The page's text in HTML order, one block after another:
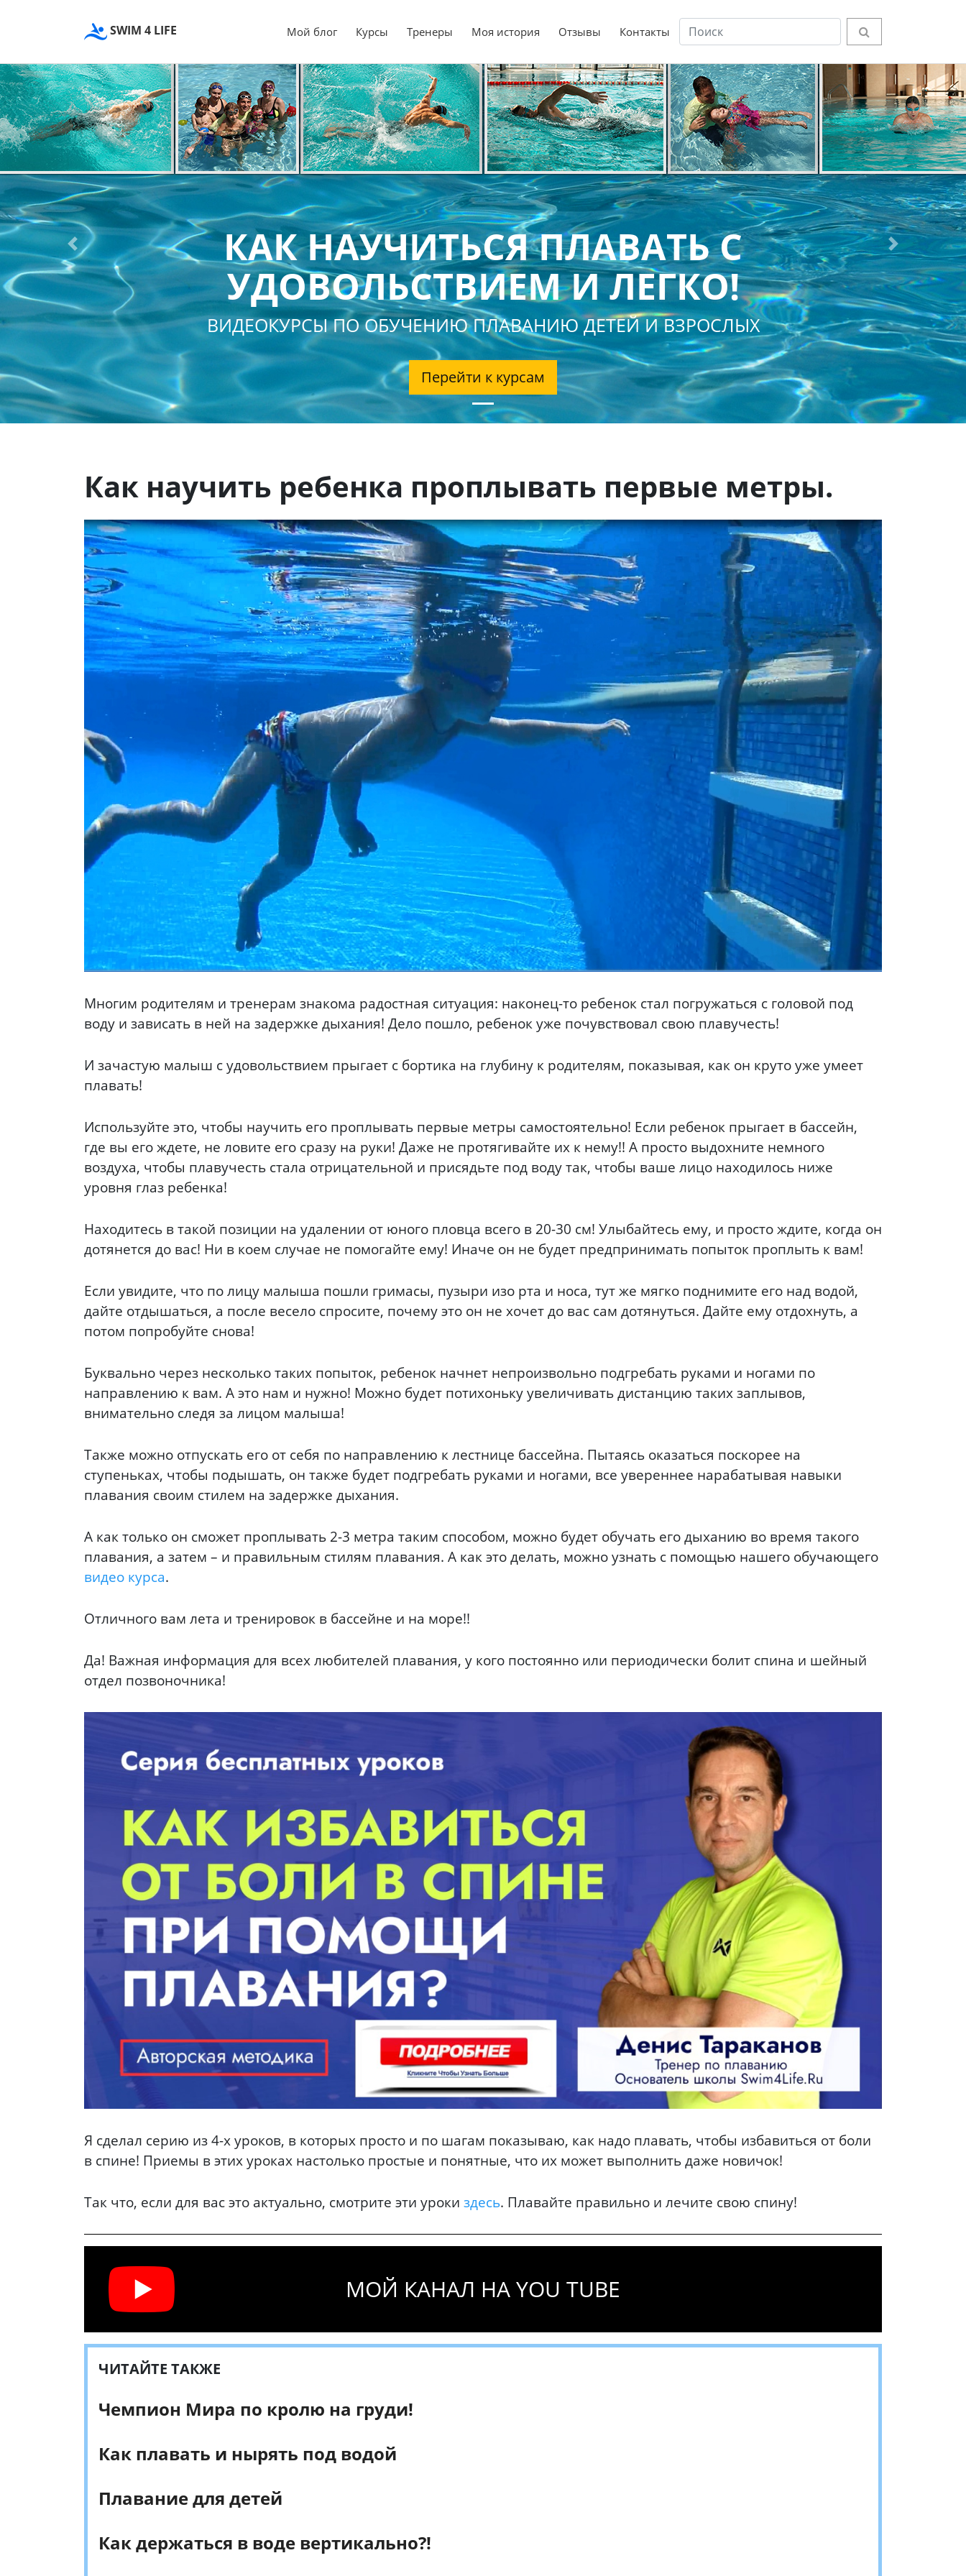
SWIM 4 LIFE Мой блог Курсы Тренеры Моя история Отзывы Контакты
КАК НАУЧИТЬСЯ ПЛАВАТЬ С
УДОВОЛЬСТВИЕМ И ЛЕГКО!
ВИДЕОКУРСЫ ПО ОБУЧЕНИЮ ПЛАВАНИЮ ДЕТЕЙ И ВЗРОСЛЫХ
Перейти к курсам
Previous Next
Как научить ребенка проплывать первые метры.
Многим родителям и тренерам знакома радостная ситуация: наконец-то ребенок стал погружаться с головой под
воду и зависать в ней на задержке дыхания! Дело пошло, ребенок уже почувствовал свою плавучесть!
И зачастую малыш с удовольствием прыгает с бортика на глубину к родителям, показывая, как он круто уже умеет
плавать!
Используйте это, чтобы научить его проплывать первые метры самостоятельно! Если ребенок прыгает в бассейн,
где вы его ждете, не ловите его сразу на руки! Даже не протягивайте их к нему!! А просто выдохните немного
воздуха, чтобы плавучесть стала отрицательной и присядьте под воду так, чтобы ваше лицо находилось ниже
уровня глаз ребенка!
Находитесь в такой позиции на удалении от юного пловца всего в 20-30 см! Улыбайтесь ему, и просто ждите, когда он
дотянется до вас! Ни в коем случае не помогайте ему! Иначе он не будет предпринимать попыток проплыть к вам!
Если увидите, что по лицу малыша пошли гримасы, пузыри изо рта и носа, тут же мягко поднимите его над водой,
дайте отдышаться, а после весело спросите, почему это он не хочет до вас сам дотянуться. Дайте ему отдохнуть, а
потом попробуйте снова!
Буквально через несколько таких попыток, ребенок начнет непроизвольно подгребать руками и ногами по
направлению к вам. А это нам и нужно! Можно будет потихоньку увеличивать дистанцию таких заплывов,
внимательно следя за лицом малыша!
Также можно отпускать его от себя по направлению к лестнице бассейна. Пытаясь оказаться поскорее на
ступеньках, чтобы подышать, он также будет подгребать руками и ногами, все увереннее нарабатывая навыки
плавания своим стилем на задержке дыхания.
А как только он сможет проплывать 2-3 метра таким способом, можно будет обучать его дыханию во время такого
плавания, а затем – и правильным стилям плавания. А как это делать, можно узнать с помощью нашего обучающего
видео курса.
Отличного вам лета и тренировок в бассейне и на море!!
Да! Важная информация для всех любителей плавания, у кого постоянно или периодически болит спина и шейный
отдел позвоночника!
Я сделал серию из 4-х уроков, в которых просто и по шагам показываю, как надо плавать, чтобы избавиться от боли
в спине! Приемы в этих уроках настолько простые и понятные, что их может выполнить даже новичок!
Так что, если для вас это актуально, смотрите эти уроки здесь. Плавайте правильно и лечите свою спину!
МОЙ КАНАЛ НА YOU TUBE
ЧИТАЙТЕ ТАКЖЕ
Чемпион Мира по кролю на груди!
Как плавать и нырять под водой
Плавание для детей
Как держаться в воде вертикально?!